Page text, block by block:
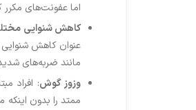
اما عفونت‌های مکرر
کاهش شنوایی
عنوان کاهش
مانند ضربه‌های
وزوز گوش: افراد
ممتد را بدون